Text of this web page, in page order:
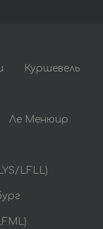
Куршевель
Ле Менюир
LFLL)